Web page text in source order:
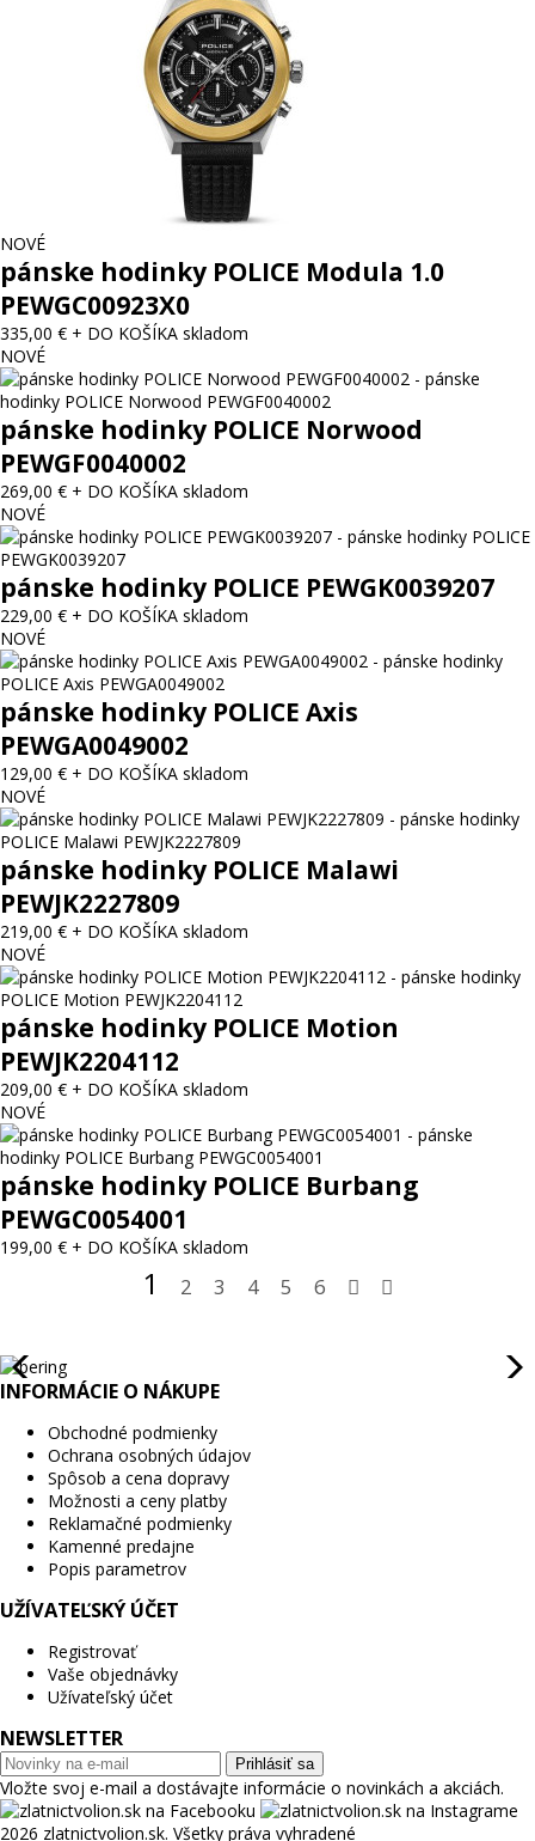
NOVÉ
pánske hodinky POLICE Modula 1.0
PEWGC00923X0
335,00 € + DO KOŠÍKA skladom
NOVÉ
pánske hodinky POLICE Norwood
PEWGF0040002
269,00 € + DO KOŠÍKA skladom
NOVÉ
pánske hodinky POLICE PEWGK0039207
229,00 € + DO KOŠÍKA skladom
NOVÉ
pánske hodinky POLICE Axis
PEWGA0049002
129,00 € + DO KOŠÍKA skladom
NOVÉ
pánske hodinky POLICE Malawi
PEWJK2227809
219,00 € + DO KOŠÍKA skladom
NOVÉ
pánske hodinky POLICE Motion
PEWJK2204112
209,00 € + DO KOŠÍKA skladom
NOVÉ
pánske hodinky POLICE Burbang
PEWGC0054001
199,00 € + DO KOŠÍKA skladom
1 2 3 4 5 6
INFORMÁCIE O NÁKUPE
Obchodné podmienky
Ochrana osobných údajov
Spôsob a cena dopravy
Možnosti a ceny platby
Reklamačné podmienky
Kamenné predajne
Popis parametrov
UŽÍVATEĽSKÝ ÚČET
Registrovať
Vaše objednávky
Užívateľský účet
NEWSLETTER
Prihlásiť sa
Vložte svoj e-mail a dostávajte informácie o novinkách a akciách.
2026 zlatnictvolion.sk. Všetky práva vyhradené